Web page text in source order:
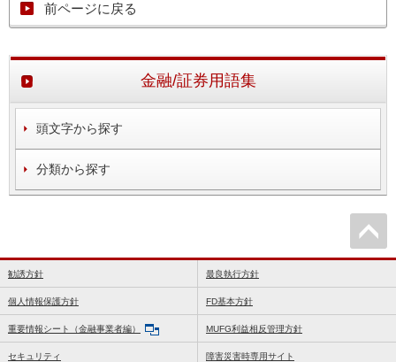
前ページに戻る
金融/証券用語集
頭文字から探す
分類から探す
勧誘方針 最良執行方針
個人情報保護方針 FD基本方針
重要情報シート（金融事業者編） MUFG利益相反管理方針
セキュリティ 障害災害時専用サイト